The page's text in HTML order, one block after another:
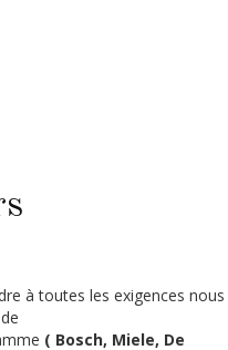
à toutes les exigences nous
( Bosch, Miele, De